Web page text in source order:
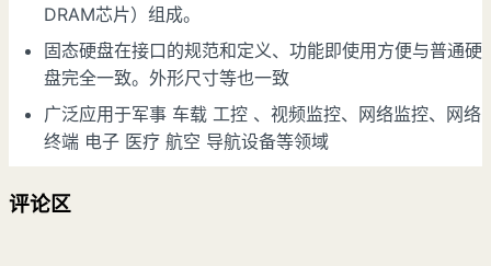
DRAM芯片）组成。
固态硬盘在接口的规范和定义、功能即使用方便与普通硬
盘完全一致。外形尺寸等也一致
广泛应用于军事 车载 工控 、视频监控、网络监控、网络
终端 电子 医疗 航空 导航设备等领域
评论区